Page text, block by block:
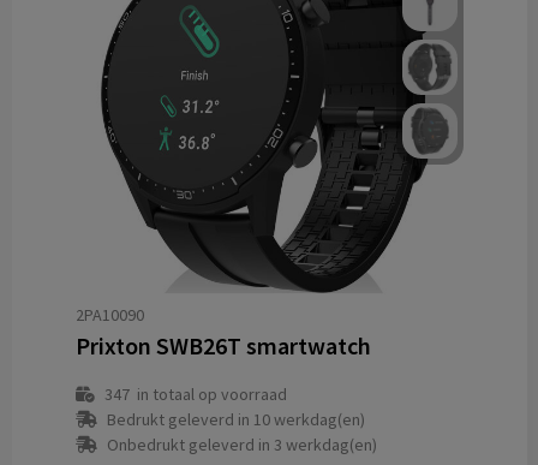
2PA10090
Prixton SWB26T smartwatch
347in totaal op voorraad
Bedrukt geleverd in 10 werkdag(en)
Onbedrukt geleverd in 3 werkdag(en)